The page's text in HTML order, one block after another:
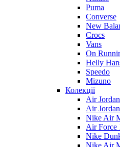
Puma
Converse
New
Crocs
Vans
On
Helly
Speedo
Mizuno
Колекції
Air
Air
Nike Air
Air Force
Nike
Nike Air